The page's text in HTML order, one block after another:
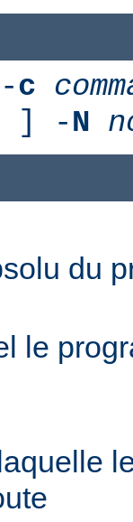
-c
] -N
du
le